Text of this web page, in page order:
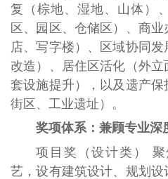
复（棕地、湿地、山体）
区、园区、仓储区）、商
店、写字楼）、区域协同
改造）、居住区活化（外
套设施提升），以及遗产
街区、工业遗址）。
奖项体系：兼顾专业深
项目奖（设计类）
艺，设有建筑设计、规划